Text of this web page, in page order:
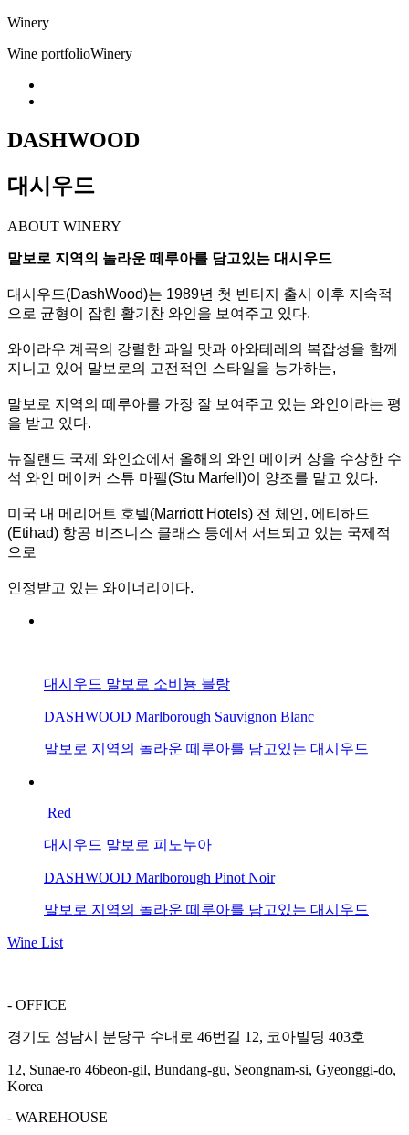
Winery
Wine portfolioWinery
DASHWOOD
대시우드
ABOUT WINERY
말보로 지역의 놀라운 떼루아를 담고있는 대시우드
대시우드(DashWood)는 1989년 첫 빈티지 출시 이후 지속적
으로 균형이 잡힌 활기찬 와인을 보여주고 있다.
와이라우 계곡의 강렬한 과일 맛과 아와테레의 복잡성을 함께
지니고 있어 말보로의 고전적인 스타일을 능가하는,
말보로 지역의 떼 루아를 가장 잘 보여주고 있는 와인이라는 평
을 받고 있다.
뉴질랜드 국제 와인쇼에서 올해의 와인 메이커 상을 수상한 수
석 와인 메이커 스튜 마펠(Stu Marfell)이 양조를 맡고 있다.
미국 내 메리어트 호텔(Marriott Hotels) 전 체인, 에티하드
(Etihad) 항공 비즈니스 클래스 등에서 서브되고 있는 국제적
으로
인정받고 있는 와이너리이다.
대시우드 말보로 소비뇽 블랑
DASHWOOD Marlborough Sauvignon Blanc
말보로 지역의 놀라운 떼루아를 담고있는 대시우드
Red
대시우드 말보로 피노누아
DASHWOOD Marlborough Pinot Noir
말보로 지역의 놀라운 떼루아를 담고있는 대시우드
Wine List
- OFFICE
경기도 성남시 분당구 수내로 46번길 12, 코아빌딩 403호
12, Sunae-ro 46beon-gil, Bundang-gu, Seongnam-si, Gyeonggi-do,
Korea
- WAREHOUSE